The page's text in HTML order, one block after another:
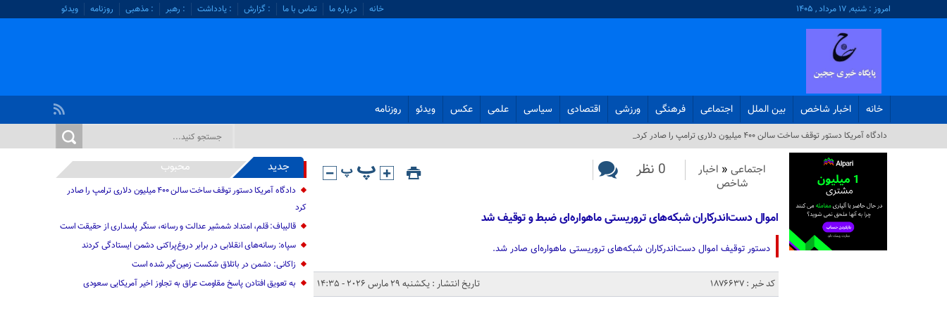
امروز : شنبه, ۱۷ مرداد , ۱۴۰۵ خانه درباره ما تماس با ما : گزارش : یادداشت : رهبر : مذهبی روزنامه ویدئو
خانه اخبار شاخص بین الملل اجتماعی فرهنگی ورزشی اقتصادی سیاسی علمی عکس ویدئو روزنامه
دادگاه آمریکا دستور توقف ساخت سالن ۴۰۰ میلیون دلاری ترامپ را صادر کرد_
اجتماعی « اخبار
شاخص
0 نظر
اموال دست‌اندرکاران شبکه‌های تروریستی ماهواره‌ای ضبط و توقیف شد
دستور توقیف اموال دست‌اندرکاران شبکه‌های تروریستی ماهواره‌ای صادر شد.
کد خبر : 1876637 تاریخ انتشار : یکشنبه 29 مارس 2026 - 14:35
جدید محبوب
دادگاه آمریکا دستور توقف ساخت سالن ۴۰۰ میلیون دلاری ترامپ را صادر
کرد
قالیباف: قلم، امتداد شمشیر عدالت و رسانه، سنگر پاسداری از حقیقت است
سپاه: رسانه‌های انقلابی در برابر دروغ‌پراکنی دشمن ایستادگی کردند
زاکانی: دشمن در باتلاق شکست زمین‌گیر شده است
به تعویق افتادن پاسخ مقاومت عراق به تجاوز اخیر آمریکایی سعودی